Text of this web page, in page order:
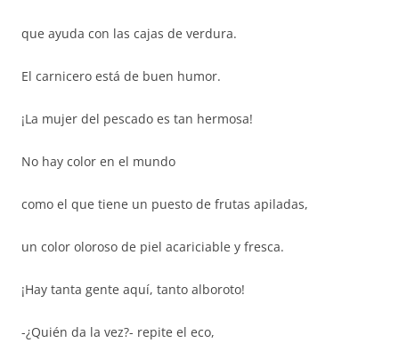
que ayuda con las cajas de verdura.
El carnicero está de buen humor.
¡La mujer del pescado es tan hermosa!
No hay color en el mundo
como el que tiene un puesto de frutas apiladas,
un color oloroso de piel acariciable y fresca.
¡Hay tanta gente aquí, tanto alboroto!
-¿Quién da la vez?- repite el eco,